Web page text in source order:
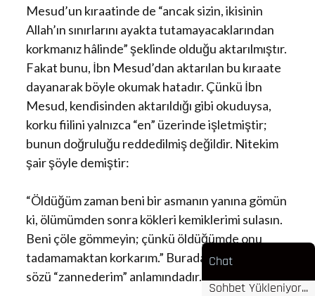
Mesud’un kıraatinde de “ancak sizin, ikisinin
Allah’ın sınırlarını ayakta tutamayacaklarından
korkmanız hâlinde” şeklinde olduğu aktarılmıştır.
Fakat bunu, İbn Mesud’dan aktarılan bu kıraate
dayanarak böyle okumak hatadır. Çünkü İbn
Mesud, kendisinden aktarıldığı gibi okuduysa,
korku fiilini yalnızca “en” üzerinde işletmiştir;
bunun doğruluğu reddedilmiş değildir. Nitekim
şair şöyle demiştir:
“Öldüğüm zaman beni bir asmanın yanına gömün
ki, ölümümden sonra kökleri kemiklerimi sulasın.
Beni çöle gömmeyin; çünkü öldüğümde onu
tadamamaktan korkarım.” Burada “korkarım”
sözü “zannederim” anlamındadır.
Chat
Sohbet Yükleniyor...